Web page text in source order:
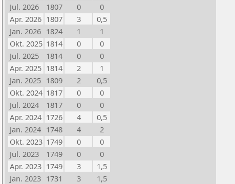
Jul. 2026
1807 0
0
Apr. 2026 1807 3
0,5
Jan. 2026 1824 1
1
Okt. 2025 1814 0
0
Jul. 2025
1814 0
0
Apr. 2025 1814 2
1
Jan. 2025 1809 2
0,5
Okt. 2024 1817 0
0
Jul. 2024
1817 0
0
Apr. 2024 1726 4
0,5
Jan. 2024 1748 4
2
Okt. 2023 1749 0
0
Jul. 2023
1749 0
0
Apr. 2023 1749 3
1,5
Jan. 2023 1731 3
1,5